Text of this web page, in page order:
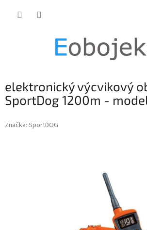
elektronický výcvikový
SportDog 1200m -
Značka: SportDOG